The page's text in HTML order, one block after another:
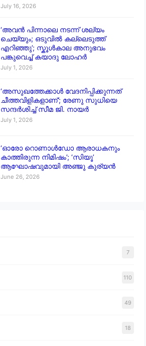
July 16, 2026
‘അവൻ പിന്നാലെ നടന്ന് ശല്യം
ചെയ്യും; ഒടുവിൽ കല്ലെടുത്ത്
എറിഞ്ഞു’; സ്കൂൾകാല അനുഭവം
പങ്കുവെച്ച് കയാദു ലോഹർ
July 1, 2026
‘അസുഖത്തേക്കാൾ വേദനിപ്പിക്കുന്നത്
ചീത്തവിളികളാണ്’; രേണു സുധിയെ
സന്ദർശിച്ച് സീമ ജി. നായർ
July 1, 2026
‘ഓരോ റൊണാൾഡോ ആരാധകനും
കാത്തിരുന്ന നിമിഷം’; ‘സിയൂ’
ആഘോഷവുമായി അഞ്ജു കുര്യൻ
June 26, 2026
7
110
49
18